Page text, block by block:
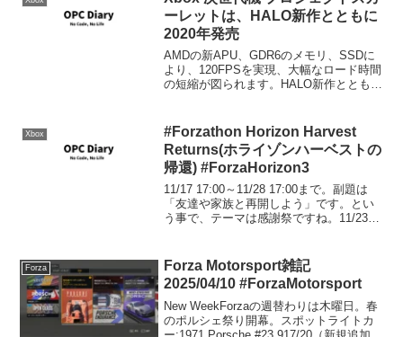
ーレットは、HALO新作とともに
2020年発売
AMDの新APU、GDR6のメモリ、SSDに
より、120FPSを実現、大幅なロード時間
の短縮が図られます。HALO新作とともに
Xbox
#Forzathon Horizon Harvest
Returns(ホライゾンハーベストの
帰還) #ForzaHorizon3
11/17 17:00～11/28 17:00まで。副題は
「友達や家族と再開しよう」です。とい
う事で、テーマは感謝祭ですね。11/23日
ていると思われます。Harve...
Forza
Forza Motorsport雑記
2025/04/10 #ForzaMotorsport
New WeekForzaの週替わりは木曜日。春
のポルシェ祭り開幕。スポットライトカ